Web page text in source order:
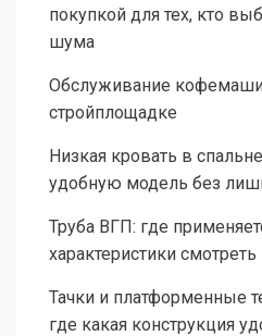
покупкой для тех, кто
шума
Обслуживание
стройплощадке
Низкая кровать в
удобную модель без
Труба ВГП: где
характеристики смотреть
Тачки и платформенные
где какая конструкция